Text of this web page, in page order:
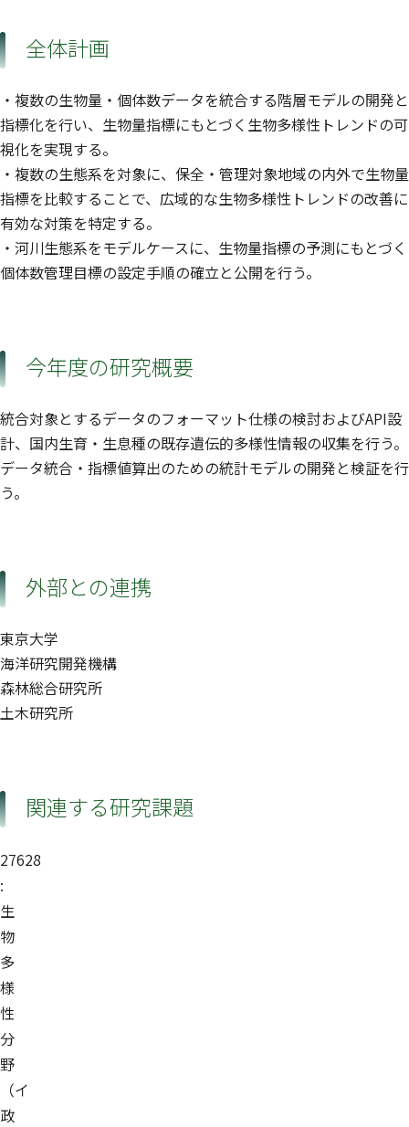
全体計画
・複数の生物量・個体数データを統合する階層モデルの開発と
指標化を行い、生物量指標にもとづく生物多様性トレンドの可
視化を実現する。
・複数の生態系を対象に、保全・管理対象地域の内外で生物量
指標を比較することで、広域的な生物多様性トレンドの改善に
有効な対策を特定する。
・河川生態系をモデルケースに、生物量指標の予測にもとづく
個体数管理目標の設定手順の確立と公開を行う。
今年度の研究概要
統合対象とするデータのフォーマット仕様の検討およびAPI設
計、国内生育・生息種の既存遺伝的多様性情報の収集を行う。
データ統合・指標値算出のための統計モデルの開発と検証を行
う。
外部との連携
東京大学
海洋研究開発機構
森林総合研究所
土木研究所
関連する研究課題
27628
:
生
物
多
様
性
分
野
（イ
政